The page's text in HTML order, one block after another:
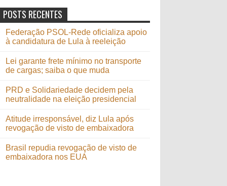
POSTS RECENTES
Federação PSOL-Rede oficializa apoio
à candidatura de Lula à reeleição
Lei garante frete mínimo no transporte
de cargas; saiba o que muda
PRD e Solidariedade decidem pela
neutralidade na eleição presidencial
Atitude irresponsável, diz Lula após
revogação de visto de embaixadora
Brasil repudia revogação de visto de
embaixadora nos EUA